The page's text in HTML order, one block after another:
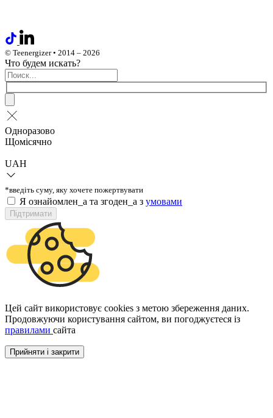
© Teenergizer • 2014 – 2026
Что будем искать?
Одноразово
Щомісячно
UAH
*введіть суму, яку хочете пожертвувати
Я ознайомлен_а та згоден_а з умовами
Підтримати
Цей сайт використовує cookies з метою збереження даних.
Продовжуючи користування сайтом, ви погоджуєтеся із
правилами сайта
Прийняти і закрити